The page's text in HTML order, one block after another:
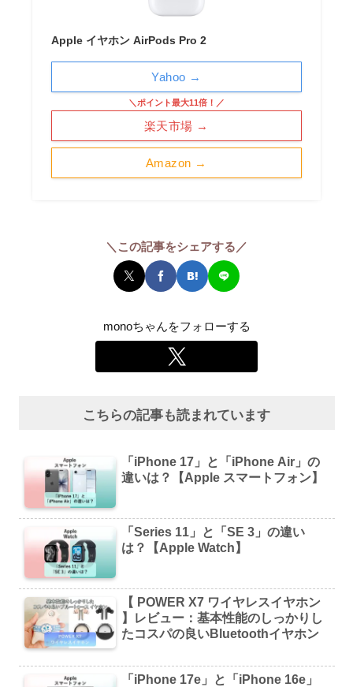
Apple イヤホン AirPods Pro 2
Amazon →
＼ポイント最大11倍！／
楽天市場 →
Yahoo →
＼この記事をシェアする／
monoちゃんをフォローする
こちらの記事も読まれています
「iPhone 17」と「iPhone Air」の
違いは？【Apple スマートフォン】
「Series 11」と「SE 3」の違い
は？【Apple Watch】
【 POWER X7 ワイヤレスイヤホン
】レビュー：基本性能のしっかりし
たコスパの良いBluetoothイヤホン
「iPhone 17e」と「iPhone 16e」